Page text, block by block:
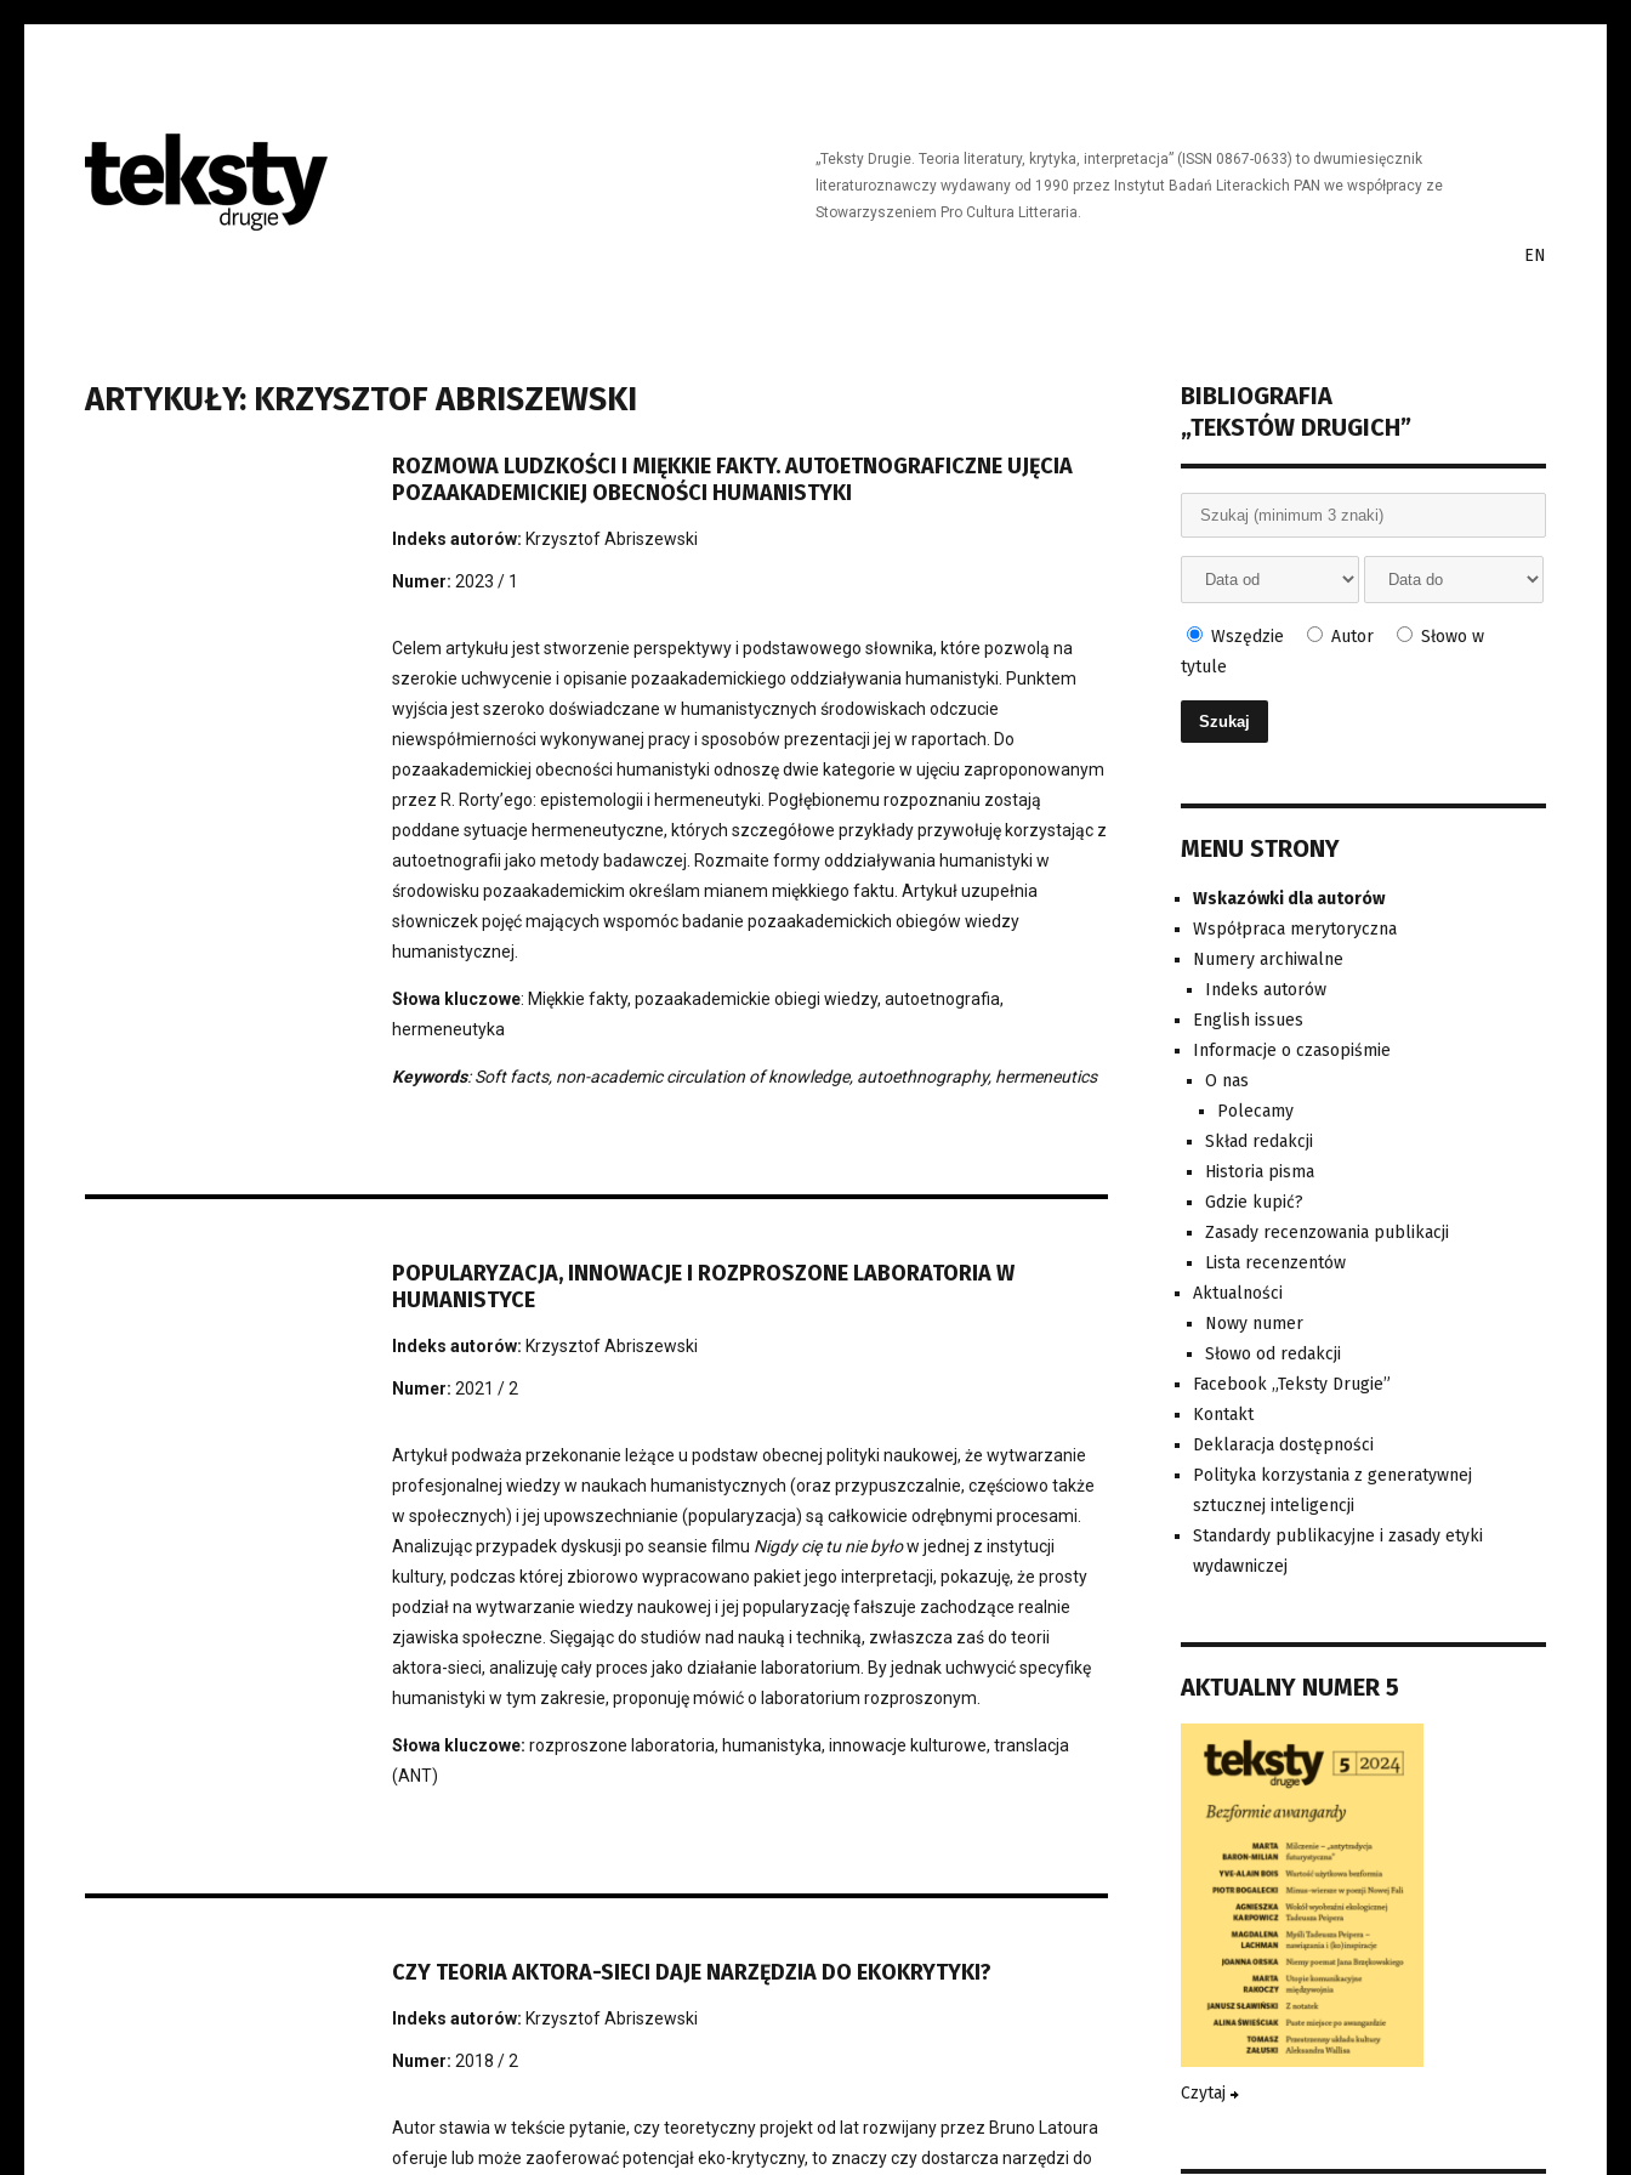
„Teksty Drugie. Teoria literatury, krytyka, interpretacja” (ISSN 0867-0633) to dwumiesięcznik
literaturoznawczy wydawany od 1990 przez Instytut Badań Literackich PAN we współpracy ze
Stowarzyszeniem Pro Cultura Litteraria.
EN
ARTYKUŁY: KRZYSZTOF ABRISZEWSKI
ROZMOWA LUDZKOŚCI I MIĘKKIE FAKTY. AUTOETNOGRAFICZNE UJĘCIA
POZAAKADEMICKIEJ OBECNOŚCI HUMANISTYKI
Indeks autorów: Krzysztof Abriszewski
Numer: 2023 / 1
Celem artykułu jest stworzenie perspektywy i podstawowego słownika, które pozwolą na
szerokie uchwycenie i opisanie pozaakademickiego oddziaływania humanistyki. Punktem
wyjścia jest szeroko doświadczane w humanistycznych środowiskach odczucie
niewspółmierności wykonywanej pracy i sposobów prezentacji jej w raportach. Do
pozaakademickiej obecności humanistyki odnoszę dwie kategorie w ujęciu zaproponowanym
przez R. Rorty’ego: epistemologii i hermeneutyki. Pogłębionemu rozpoznaniu zostają
poddane sytuacje hermeneutyczne, których szczegółowe przykłady przywołuję korzystając z
autoetnografii jako metody badawczej. Rozmaite formy oddziaływania humanistyki w
środowisku pozaakademickim określam mianem miękkiego faktu. Artykuł uzupełnia
słowniczek pojęć mających wspomóc badanie pozaakademickich obiegów wiedzy
humanistycznej.
Słowa kluczowe: Miękkie fakty, pozaakademickie obiegi wiedzy, autoetnografia,
hermeneutyka
Keywords: Soft facts, non-academic circulation of knowledge, autoethnography, hermeneutics
POPULARYZACJA, INNOWACJE I ROZPROSZONE LABORATORIA W
HUMANISTYCE
Indeks autorów: Krzysztof Abriszewski
Numer: 2021 / 2
Artykuł podważa przekonanie leżące u podstaw obecnej polityki naukowej, że wytwarzanie
profesjonalnej wiedzy w naukach humanistycznych (oraz przypuszczalnie, częściowo także
w społecznych) i jej upowszechnianie (popularyzacja) są całkowicie odrębnymi procesami.
Analizując przypadek dyskusji po seansie filmu Nigdy cię tu nie byłow jednej z instytucji
kultury, podczas której zbiorowo wypracowano pakiet jego interpretacji, pokazuję, że prosty
podział na wytwarzanie wiedzy naukowej i jej popularyzację fałszuje zachodzące realnie
zjawiska społeczne. Sięgając do studiów nad nauką i techniką, zwłaszcza zaś do teorii
aktora-sieci, analizuję cały proces jako działanie laboratorium. By jednak uchwycić specyfikę
humanistyki w tym zakresie, proponuję mówić o laboratorium rozproszonym.
Słowa kluczowe: rozproszone laboratoria, humanistyka, innowacje kulturowe, translacja
(ANT)
CZY TEORIA AKTORA-SIECI DAJE NARZĘDZIA DO EKOKRYTYKI?
Indeks autorów: Krzysztof Abriszewski
Numer: 2018 / 2
Autor stawia w tekście pytanie, czy teoretyczny projekt od lat rozwijany przez Bruno Latoura
oferuje lub może zaoferować potencjał eko-krytyczny, to znaczy czy dostarcza narzędzi do
BIBLIOGRAFIA
„TEKSTÓW DRUGICH”
Wszędzie Autor
Słowo w
tytule
MENU STRONY
Wskazówki dla autorów
Współpraca merytoryczna
Numery archiwalne
Indeks autorów
English issues
Informacje o czasopiśmie
O nas
Polecamy
Skład redakcji
Historia pisma
Gdzie kupić?
Zasady recenzowania publikacji
Lista recenzentów
Aktualności
Nowy numer
Słowo od redakcji
Facebook „Teksty Drugie”
Kontakt
Deklaracja dostępności
Polityka korzystania z generatywnej
sztucznej inteligencji
Standardy publikacyjne i zasady etyki
wydawniczej
AKTUALNY NUMER 5
Czytaj